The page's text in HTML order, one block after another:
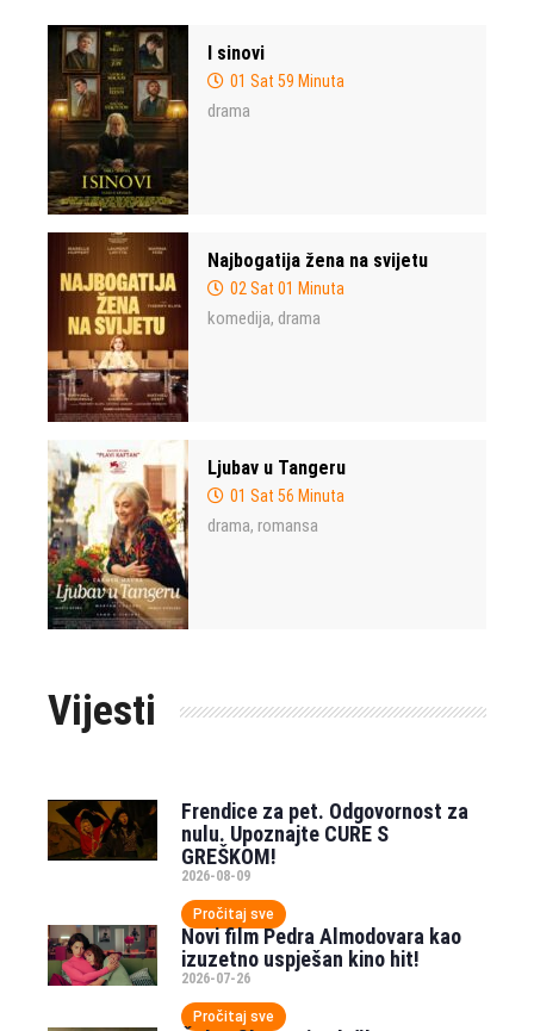
I sinovi
01 Sat 59 Minuta
drama
Najbogatija žena na svijetu
02 Sat 01 Minuta
komedija, drama
Ljubav u Tangeru
01 Sat 56 Minuta
drama, romansa
Vijesti
Frendice za pet. Odgovornost za
nulu. Upoznajte CURE S
GREŠKOM!
2026-08-09
Pročitaj sve
Novi film Pedra Almodovara kao
izuzetno uspješan kino hit!
2026-07-26
Pročitaj sve